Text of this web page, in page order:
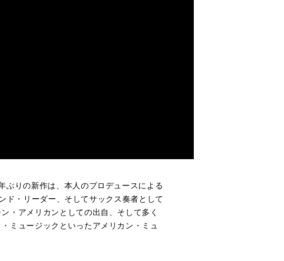
ぶりの新作は、本人のプロデュースによる
ド・リーダー、そしてサックス奏者として
・アメリカンとしての出自、そして多く
ミュージックといったアメリカン・ミュ